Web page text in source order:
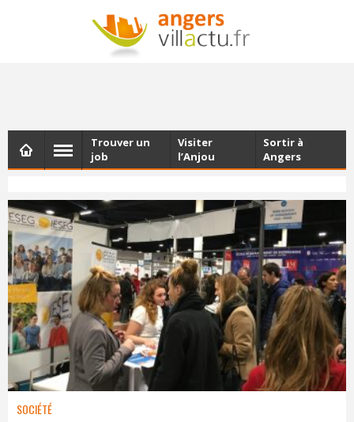
NEWSLETTER
Les dernières actualités d'Angers, chaque vendredi dans
Trouver un
job
Visiter
l’Anjou
Sortir à
Angers
SOCIÉTÉ